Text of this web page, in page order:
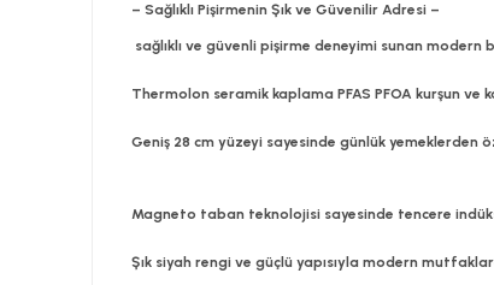
– Sağlıklı Pişirmenin Şık ve Güvenilir Adresi –
sağlıklı ve güvenli pişirme deneyimi sunan
Thermolon seramik kaplama PFAS PFOA kurşun ve
Geniş 28 cm yüzeyi sayesinde günlük
Magneto taban teknolojisi sayesinde tencere
Şık siyah rengi ve güçlü yapısıyla modern